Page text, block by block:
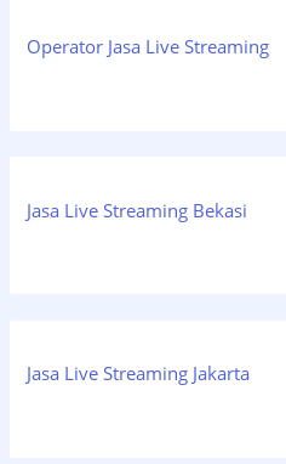
Operator Jasa Live Streaming
Jasa Live Streaming Bekasi
Jasa Live Streaming Jakarta